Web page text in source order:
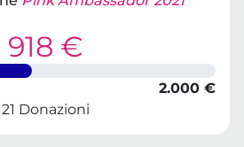
918 €
2.000 €
21 Donazioni